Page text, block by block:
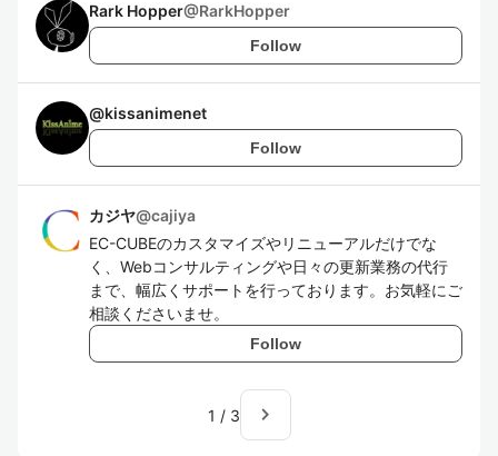
Rark Hopper@RarkHopper
Follow
@kissanimenet
Follow
カジヤ@cajiya
EC-CUBEのカスタマイズやリニューアルだけでな
く、Webコンサルティングや日々の更新業務の代行
まで、幅広くサポートを行っております。お気軽にご
相談くださいませ。
Follow
1 / 3 navigate_next